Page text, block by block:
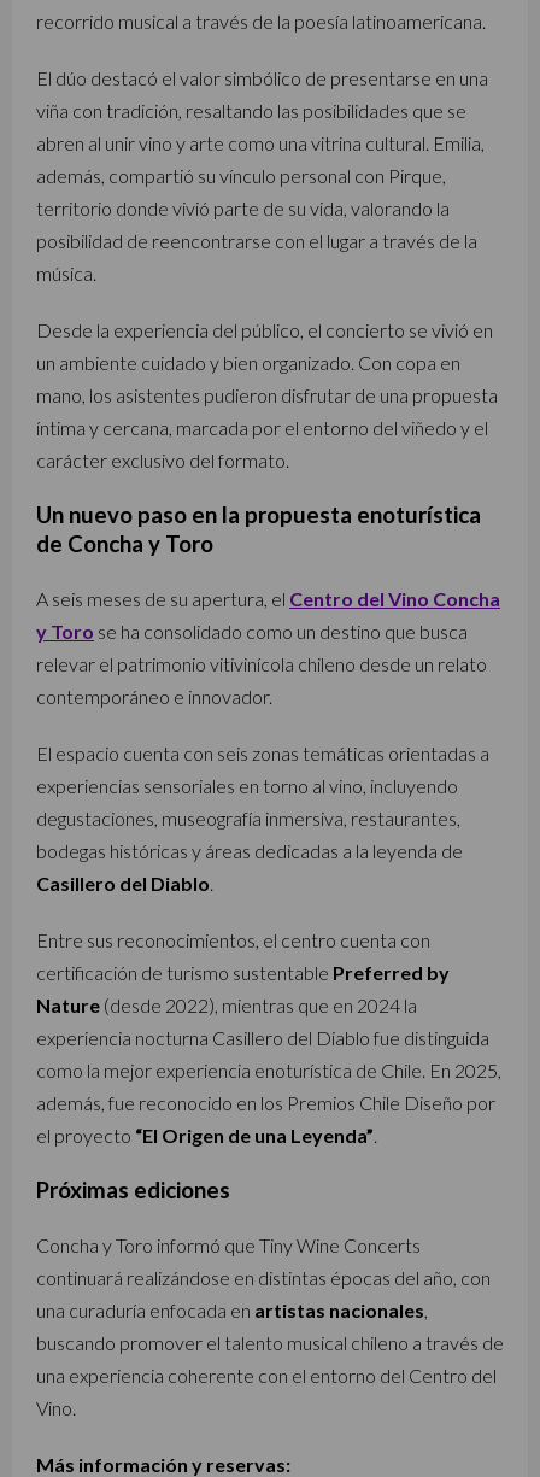
recorrido musical a través de la poesía latinoamericana.
El dúo destacó el valor simbólico de presentarse en una
viña con tradición, resaltando las posibilidades que se
abren al unir vino y arte como una vitrina cultural. Emilia,
además, compartió su vínculo personal con Pirque,
territorio donde vivió parte de su vida, valorando la
posibilidad de reencontrarse con el lugar a través de la
música.
Desde la experiencia del público, el concierto se vivió en
un ambiente cuidado y bien organizado. Con copa en
mano, los asistentes pudieron disfrutar de una propuesta
íntima y cercana, marcada por el entorno del viñedo y el
carácter exclusivo del formato.
Un nuevo paso en la propuesta enoturística
de Concha y Toro
A seis meses de su apertura, el Centro del Vino Concha
y Toro se ha consolidado como un destino que busca
relevar el patrimonio vitivinícola chileno desde un relato
contemporáneo e innovador.
El espacio cuenta con seis zonas temáticas orientadas a
experiencias sensoriales en torno al vino, incluyendo
degustaciones, museografía inmersiva, restaurantes,
bodegas históricas y áreas dedicadas a la leyenda de
Casillero del Diablo
Entre sus reconocimientos, el centro cuenta con
certificación de turismo sustentable Preferred by
Nature (desde 2022), mientras que en 2024 la
experiencia nocturna Casillero del Diablo fue distinguida
como la mejor experiencia enoturística de Chile. En 2025,
además, fue reconocido en los Premios Chile Diseño por
el proyecto “El Origen de una Leyenda”
Próximas ediciones
Concha y Toro informó que Tiny Wine Concerts
continuará realizándose en distintas épocas del año, con
una curaduría enfocada en artistas nacionales
buscando promover el talento musical chileno a través de
una experiencia coherente con el entorno del Centro del
Vino.
Más información y reservas: